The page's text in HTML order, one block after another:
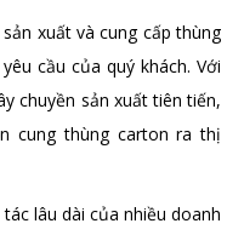
xuất và cung cấp thùng
cầu của quý khách. Với
chuyền sản xuất tiên tiến,
cung thùng carton ra thị
lâu dài của nhiều doanh